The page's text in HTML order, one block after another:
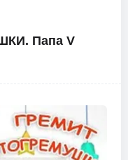
Папа V